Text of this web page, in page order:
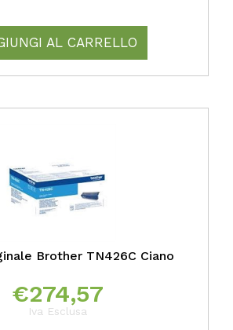
AL CARRELLO
Brother TN426C Ciano
€274,57
Iva Esclusa